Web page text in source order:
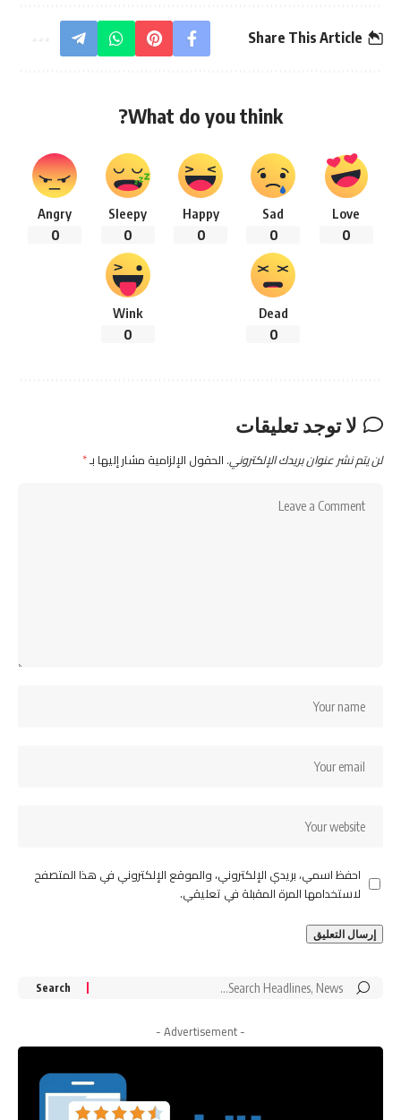
Share This Article
What do you think?
Love
0
Sad
0
Happy
0
Sleepy
0
Angry
0
Dead
0
Wink
0
لا توجد تعليقات
لن يتم نشر عنوان بريدك الإلكتروني. الحقول الإلزامية مشار إليها بـ*
احفظ اسمي، بريدي الإلكتروني، والموقع الإلكتروني في هذا المتصفح
لاستخدامها المرة المقبلة في تعليقي.
Search
- Advertisement -